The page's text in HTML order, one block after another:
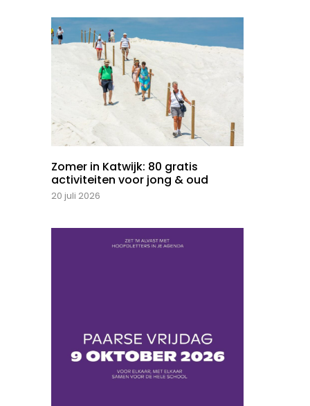
Zomer in Katwijk: 80 gratis
activiteiten voor jong & oud
20 juli 2026